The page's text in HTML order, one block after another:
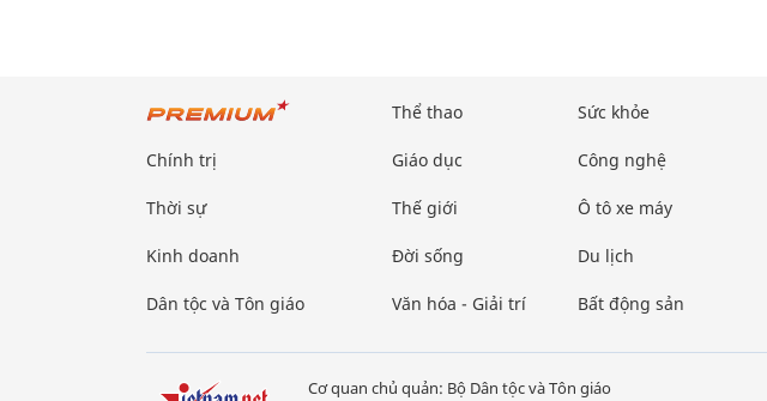
Chính trị
Thời sự
Kinh doanh
Dân tộc và Tôn giáo
Thể thao
Giáo dục
Thế giới
Đời sống
Văn hóa - Giải trí
Sức khỏe
Công nghệ
Ô tô xe máy
Du lịch
Bất động sản
Cơ quan chủ quản: Bộ Dân tộc và Tôn giáo